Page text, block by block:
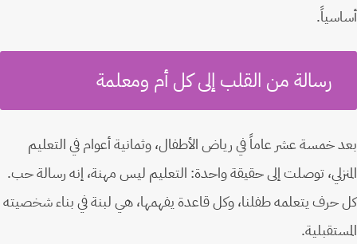
أساسياً.
رسالة من القلب إلى كل أم ومعلمة
بعد خمسة عشر عاماً في رياض الأطفال، وثمانية أعوام في التعليم
المنزلي، توصلت إلى حقيقة واحدة: التعليم ليس مهنة، إنه رسالة حب.
كل حرف يتعلمه طفلنا، وكل قاعدة يفهمها، هي لبنة في بناء شخصيته
المستقبلية.